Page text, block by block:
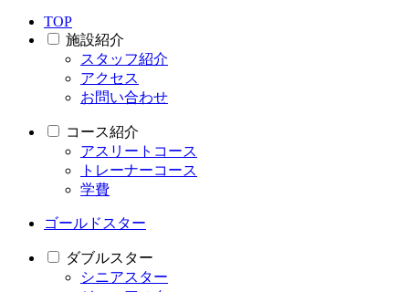
TOP
施設紹介
スタッフ紹介
アクセス
お問い合わせ
コース紹介
アスリートコース
トレーナーコース
学費
ゴールドスター
ダブルスター
シニアスター